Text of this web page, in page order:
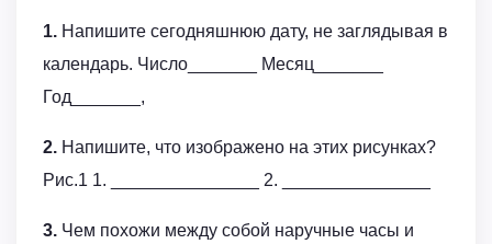
1. Напишите сегодняшнюю дату, не заглядывая в
календарь. Число_______ Месяц_______
Год_______,
2. Напишите, что изображено на этих рисунках?
Рис.1 1. _______________ 2. _______________
3. Чем похожи между собой наручные часы и